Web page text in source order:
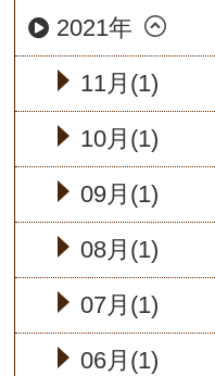
2021年
11月(1)
10月(1)
09月(1)
08月(1)
07月(1)
06月(1)